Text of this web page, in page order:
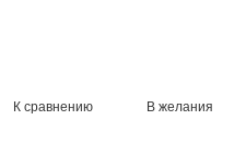
К сравнению В желания